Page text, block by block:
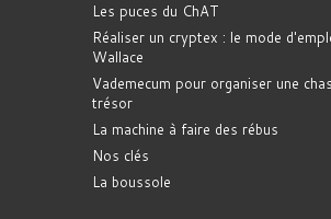
Les puces du ChAT
Réaliser un cryptex : le mode
Wallace
Vademecum pour organiser une
trésor
La machine à faire des rébus
Nos clés
La boussole